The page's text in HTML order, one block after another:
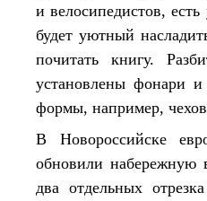
и велосипедистов,
будет уютный
почитать книгу.
установлены фонари
формы, например,
В Новороссийске
обновили набережную
два отдельных